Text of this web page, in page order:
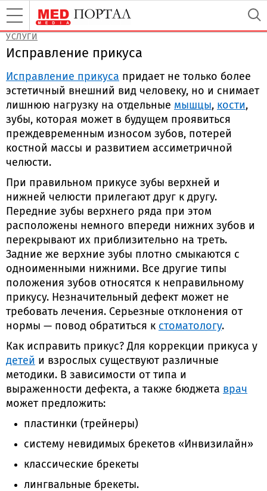
УСЛУГИ
Исправление прикуса
Исправление прикуса придает не только более
эстетичный внешний вид человеку, но и снимает
лишнюю нагрузку на отдельные мышцы, кости,
зубы, которая может в будущем проявиться
преждевременным износом зубов, потерей
костной массы и развитием ассиметричной
челюсти.
При правильном прикусе зубы верхней и
нижней челюсти прилегают друг к другу.
Передние зубы верхнего ряда при этом
расположены немного впереди нижних зубов и
перекрывают их приблизительно на треть.
Задние же верхние зубы плотно смыкаются с
одноименными нижними. Все другие типы
положения зубов относятся к неправильному
прикусу. Незначительный дефект может не
требовать лечения. Серьезные отклонения от
нормы — повод обратиться к стоматологу.
Как исправить прикус? Для коррекции прикуса у
детей и взрослых существуют различные
методики. В зависимости от типа и
выраженности дефекта, а также бюджета врач
может предложить:
пластинки (трейнеры)
систему невидимых брекетов «Инвизилайн»
классические брекеты
лингвальные брекеты.